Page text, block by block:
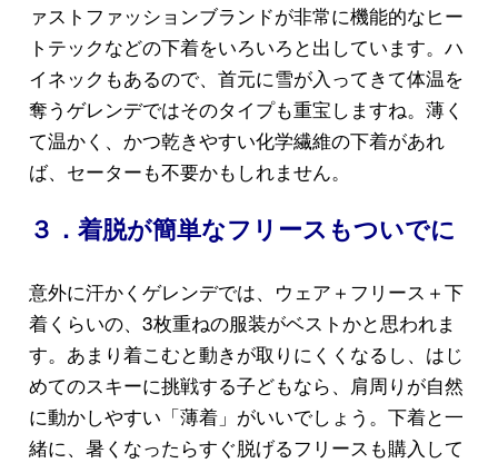
ァストファッションブランドが非常に機能的なヒー
トテックなどの下着をいろいろと出しています。ハ
イネックもあるので、首元に雪が入ってきて体温を
奪うゲレンデではそのタイプも重宝しますね。薄く
て温かく、かつ乾きやすい化学繊維の下着があれ
ば、セーターも不要かもしれません。
３．着脱が簡単なフリースもついでに
意外に汗かくゲレンデでは、ウェア＋フリース＋下
着くらいの、3枚重ねの服装がベストかと思われま
す。あまり着こむと動きが取りにくくなるし、はじ
めてのスキーに挑戦する子どもなら、肩周りが自然
に動かしやすい「薄着」がいいでしょう。下着と一
緒に、暑くなったらすぐ脱げるフリースも購入して